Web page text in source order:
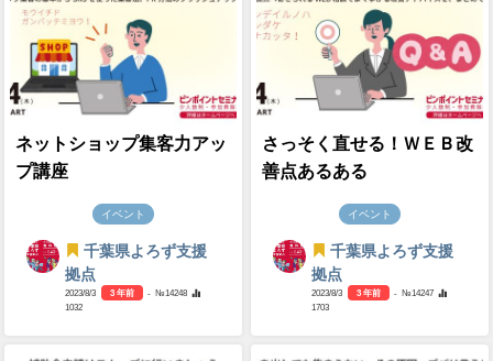
ネットショップ集客力アッ
プ講座
イベント
千葉県よろず支援
拠点
2023/8/3 3 年前
- №14248
1032
さっそく直せる！ＷＥＢ改
善点あるある
イベント
千葉県よろず支援
拠点
2023/8/3 3 年前
- №14247
1703